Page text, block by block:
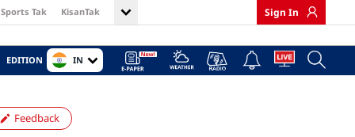
Sports Tak KisanTak Sign In
EDITION IN
Feedback